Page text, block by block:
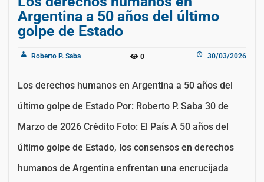
Argentina a 50 años del último
golpe de Estado
Roberto P. Saba 0 30/03/2026
Los derechos humanos en Argentina a 50 años del
último golpe de Estado Por: Roberto P. Saba 30 de
Marzo de 2026 Crédito Foto: El País A 50 años del
último golpe de Estado, los consensos en derechos
humanos de Argentina enfrentan una encrucijada